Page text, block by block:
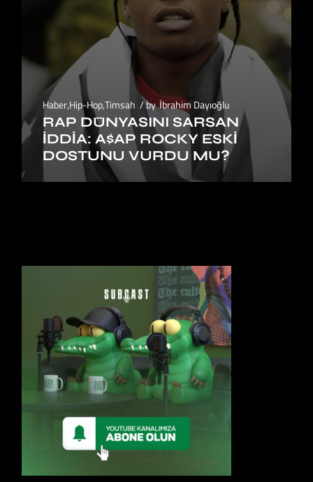
Haber,Hip-Hop,Timsah by İbrahim Dayıoğlu
RAP DÜNYASINI SARSAN
İDDIA: A$AP ROCKY ESKI
DOSTUNU VURDU MU?